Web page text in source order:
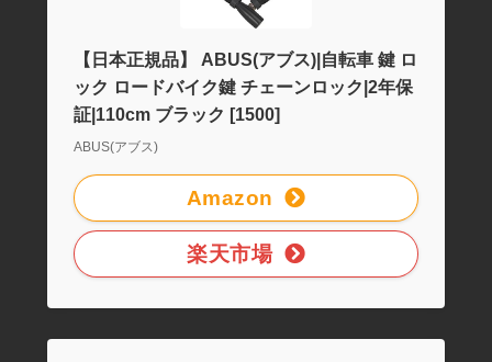
【日本正規品】 ABUS(アブス)|自転車 鍵 ロ
ック ロードバイク鍵 チェーンロック|2年保
証|110cm ブラック [1500]
ABUS(アブス)
Amazon
楽天市場